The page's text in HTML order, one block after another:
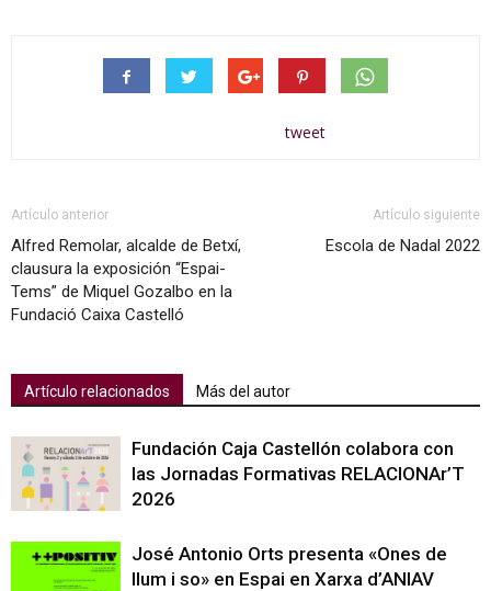
tweet
Artículo anterior
Alfred Remolar, alcalde de Betxí,
clausura la exposición “Espai-
Tems” de Miquel Gozalbo en la
Fundació Caixa Castelló
Artículo siguiente
Escola de Nadal 2022
Artículo relacionados Más del autor
Fundación Caja Castellón colabora con
las Jornadas Formativas RELACIONAr’T
2026
José Antonio Orts presenta «Ones de
llum i so» en Espai en Xarxa d’ANIAV